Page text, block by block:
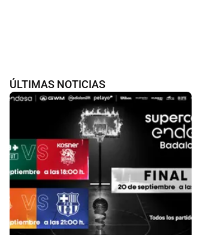
ÚLTIMAS NOTICIAS